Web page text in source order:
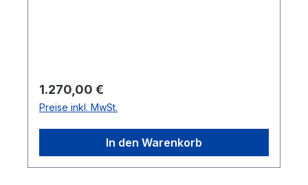
Regulärer Preis:
1.270,00 €
Preise inkl. MwSt.
In den Warenkorb